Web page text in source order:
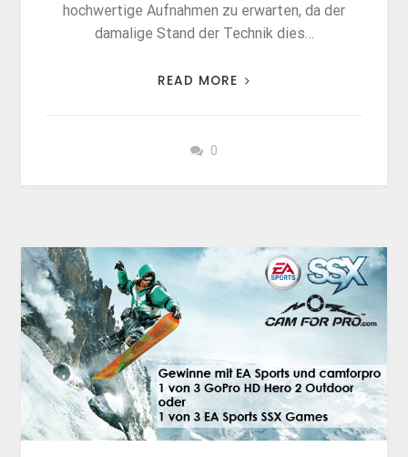
hochwertige Aufnahmen zu erwarten, da der
damalige Stand der Technik dies…
READ MORE
0